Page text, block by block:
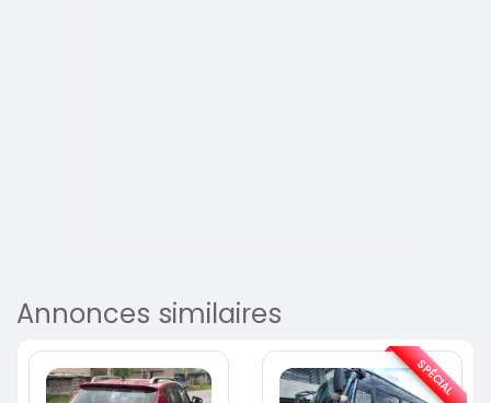
Annonces similaires
SPÉCIAL